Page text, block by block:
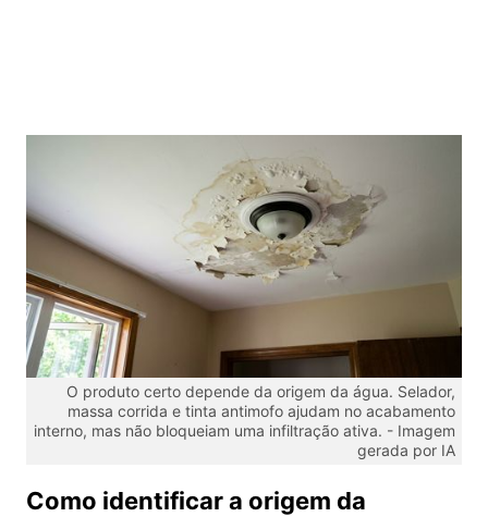
O produto certo depende da origem da água. Selador,
massa corrida e tinta antimofo ajudam no acabamento
interno, mas não bloqueiam uma infiltração ativa. - Imagem
gerada por IA
Como identificar a origem da